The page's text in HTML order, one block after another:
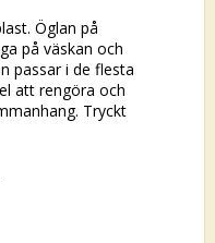
Öglan på
på väskan och
passar i de flesta
att rengöra och
Tryckt